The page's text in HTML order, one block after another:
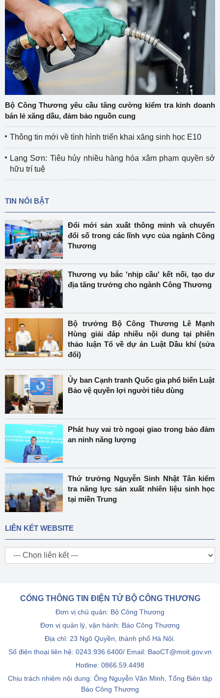
Bộ Công Thương yêu cầu tăng cường kiểm tra kinh doanh
bán lẻ xăng dầu, đảm bảo nguồn cung
Thông tin mới về tình hình triển khai xăng sinh học E10
Lạng Sơn: Tiêu hủy nhiều hàng hóa xâm phạm quyền sở
hữu trí tuệ
TIN NỔI BẬT
Đổi mới sản xuất thông minh và chuyển
đổi số trong các lĩnh vực của ngành Công
Thương
Thương vụ bắc 'nhịp cầu' kết nối, tạo dư
địa tăng trưởng cho ngành Công Thương
Bộ trưởng Bộ Công Thương Lê Mạnh
Hùng giải đáp nhiều nội dung tại phiên
thảo luận Tổ về dự án Luật Dầu khí (sửa
đổi)
Ủy ban Cạnh tranh Quốc gia phổ biến Luật
Bảo vệ quyền lợi người tiêu dùng
Phát huy vai trò ngoại giao trong bảo đảm
an ninh năng lượng
Thứ trưởng Nguyễn Sinh Nhật Tân kiểm
tra năng lực sản xuất nhiên liệu sinh học
tại miền Trung
LIÊN KẾT WEBSITE
CỔNG THÔNG TIN ĐIỆN TỬ BỘ CÔNG THƯƠNG
Đơn vị chủ quản: Bộ Công Thương
Đơn vị quản lý, vận hành: Báo Công Thương
Địa chỉ: 23 Ngô Quyền, thành phố Hà Nội.
Số điện thoại liên hệ: 0243.936.6400/ Email: BaoCT@moit.gov.vn
Hotline: 0866.59.4498
Chịu trách nhiệm nội dung: Ông Nguyễn Văn Minh, Tổng Biên tập
Báo Công Thương